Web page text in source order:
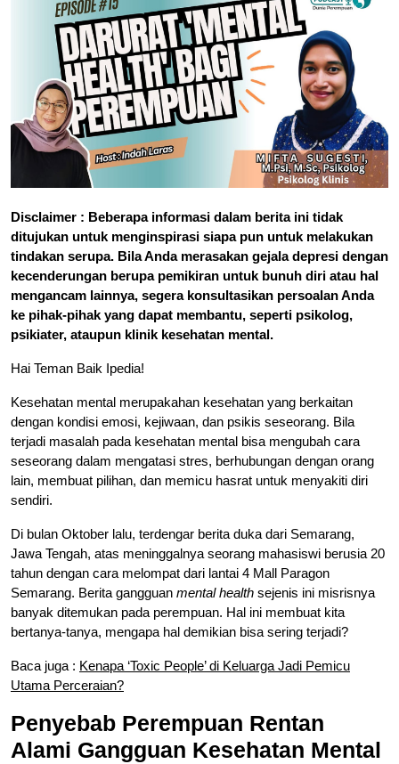
Disclaimer : Beberapa informasi dalam berita ini tidak
ditujukan untuk menginspirasi siapa pun untuk melakukan
tindakan serupa. Bila Anda merasakan gejala depresi dengan
kecenderungan berupa pemikiran untuk bunuh diri atau hal
mengancam lainnya, segera konsultasikan persoalan Anda
ke pihak-pihak yang dapat membantu, seperti psikolog,
psikiater, ataupun klinik kesehatan mental.
Hai Teman Baik Ipedia!
Kesehatan mental merupakahan kesehatan yang berkaitan
dengan kondisi emosi, kejiwaan, dan psikis seseorang. Bila
terjadi masalah pada kesehatan mental bisa mengubah cara
seseorang dalam mengatasi stres, berhubungan dengan orang
lain, membuat pilihan, dan memicu hasrat untuk menyakiti diri
sendiri.
Di bulan Oktober lalu, terdengar berita duka dari Semarang,
Jawa Tengah, atas meninggalnya seorang mahasiswi berusia 20
tahun dengan cara melompat dari lantai 4 Mall Paragon
Semarang. Berita gangguan mental health sejenis ini misrisnya
banyak ditemukan pada perempuan. Hal ini membuat kita
bertanya-tanya, mengapa hal demikian bisa sering terjadi?
Baca juga : Kenapa ‘Toxic People’ di Keluarga Jadi Pemicu
Utama Perceraian?
Penyebab Perempuan Rentan
Alami Gangguan Kesehatan Mental